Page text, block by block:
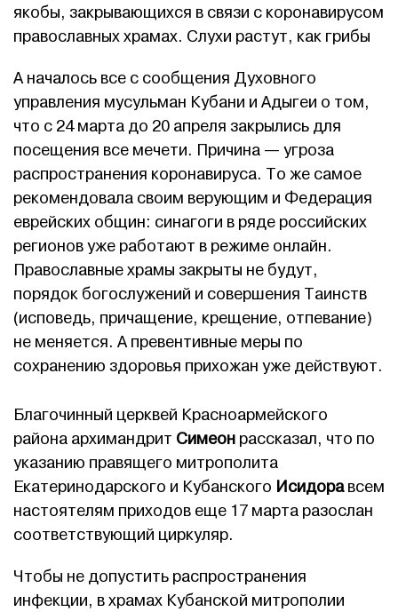
якобы, закрывающихся в связи с коронавирусом
православных храмах. Слухи растут, как грибы
А началось все с сообщения Духовного
управления мусульман Кубани и Адыгеи о том,
что с 24 марта до 20 апреля закрылись для
посещения все мечети. Причина — угроза
распространения коронавируса. То же самое
рекомендовала своим верующим и Федерация
еврейских общин: синагоги в ряде российских
регионов уже работают в режиме онлайн.
Православные храмы закрыты не будут,
порядок богослужений и совершения Таинств
(исповедь, причащение, крещение, отпевание)
не меняется. А превентивные меры по
сохранению здоровья прихожан уже действуют.
Благочинный церквей Красноармейского
района архимандрит Симеон рассказал, что по
указанию правящего митрополита
Екатеринодарского и Кубанского Исидоравсем
настоятелям приходов еще 17 марта разослан
соответствующий циркуляр.
Чтобы не допустить распространения
инфекции, в храмах Кубанской митрополии